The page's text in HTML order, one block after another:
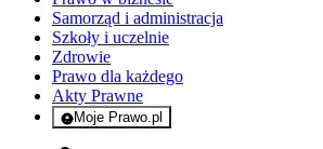
Samorząd i administracja
Szkoły i uczelnie
Zdrowie
Prawo dla każdego
Akty Prawne
Moje Prawo.pl
- rejestracja i logowanie do serwisu